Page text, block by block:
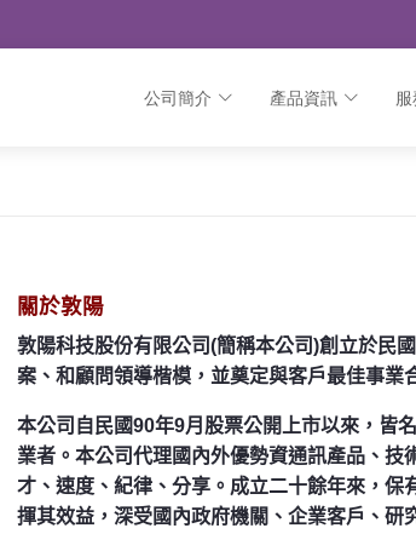
公司簡介 產品資訊
關於敦陽
敦陽科技股份有限公司(簡稱本公司)創立於民國
案、和顧問領導楷模，並奠定與客戶最佳事業
本公司自民國90年9月股票公開上市以來，皆
業者。本公司代理國內外優勢資通訊產品、
才、速度、紀律、分享。成立二十餘年來，
揮其效益，深受國內政府機關、企業客戶、研